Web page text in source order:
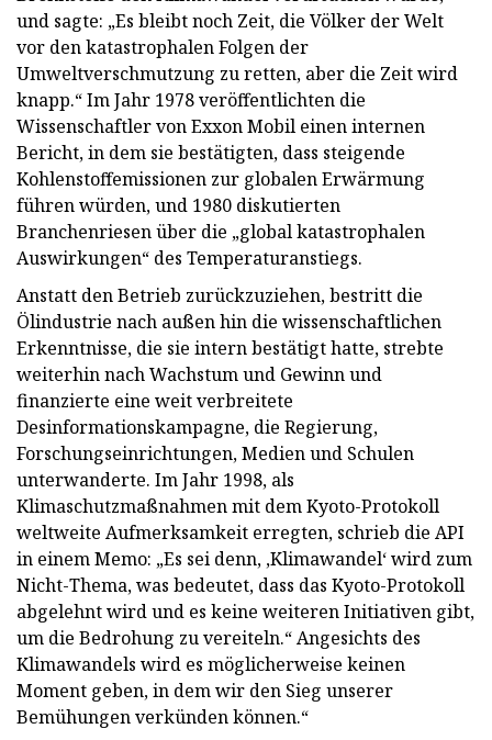
und sagte: „Es bleibt noch Zeit, die Völker der Welt
vor den katastrophalen Folgen der
Umweltverschmutzung zu retten, aber die Zeit wird
knapp.“ Im Jahr 1978 veröffentlichten die
Wissenschaftler von Exxon Mobil einen internen
Bericht, in dem sie bestätigten, dass steigende
Kohlenstoffemissionen zur globalen Erwärmung
führen würden, und 1980 diskutierten
Branchenriesen über die „global katastrophalen
Auswirkungen“ des Temperaturanstiegs.
Anstatt den Betrieb zurückzuziehen, bestritt die
Ölindustrie nach außen hin die wissenschaftlichen
Erkenntnisse, die sie intern bestätigt hatte, strebte
weiterhin nach Wachstum und Gewinn und
finanzierte eine weit verbreitete
Desinformationskampagne, die Regierung,
Forschungseinrichtungen, Medien und Schulen
unterwanderte. Im Jahr 1998, als
Klimaschutzmaßnahmen mit dem Kyoto-Protokoll
weltweite Aufmerksamkeit erregten, schrieb die API
in einem Memo: „Es sei denn, ‚Klimawandel‘ wird zum
Nicht-Thema, was bedeutet, dass das Kyoto-Protokoll
abgelehnt wird und es keine weiteren Initiativen gibt,
um die Bedrohung zu vereiteln.“ Angesichts des
Klimawandels wird es möglicherweise keinen
Moment geben, in dem wir den Sieg unserer
Bemühungen verkünden können.“